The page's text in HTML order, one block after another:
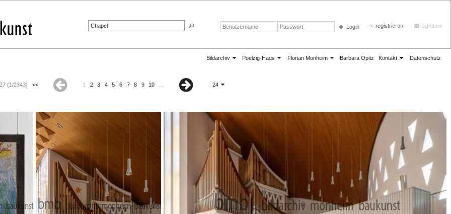
Bildarchiv Poelzig-Haus Florian Monheim Barbara Opitz Kontakt Datenschutz
Login registrieren Lightbox
(1/2343) << 1 2 3 4 5 6 7 8 9 10 24